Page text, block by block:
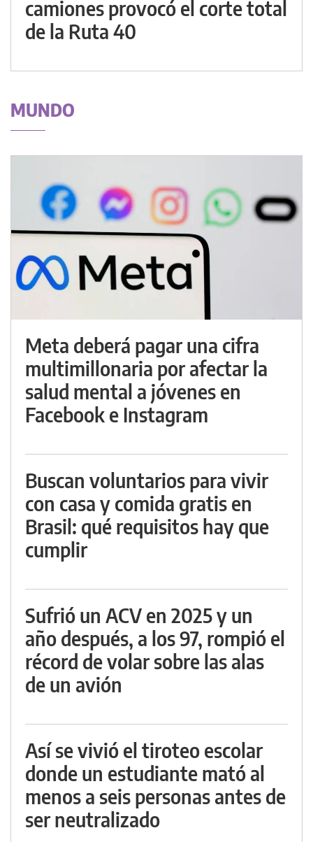
camiones provocó el corte total
de la Ruta 40
MUNDO
Meta deberá pagar una cifra
multimillonaria por afectar la
salud mental a jóvenes en
Facebook e Instagram
Buscan voluntarios para vivir
con casa y comida gratis en
Brasil: qué requisitos hay que
cumplir
Sufrió un ACV en 2025 y un
año después, a los 97, rompió el
récord de volar sobre las alas
de un avión
Así se vivió el tiroteo escolar
donde un estudiante mató al
menos a seis personas antes de
ser neutralizado